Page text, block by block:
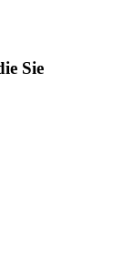
Sie